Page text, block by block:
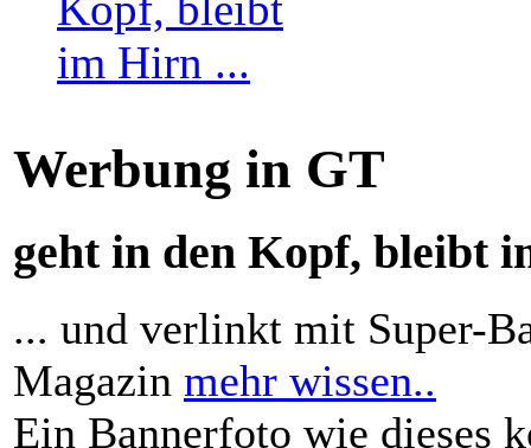
Werbung in GT
geht in den Kopf, bleibt
... und verlinkt mit Super-
Magazin mehr wissen..
Ein Bannerfoto wie dieses